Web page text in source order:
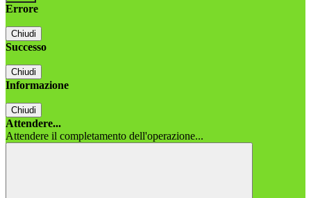
Errore
Chiudi
Successo
Chiudi
Informazione
Chiudi
Attendere...
Attendere il completamento dell'operazione...